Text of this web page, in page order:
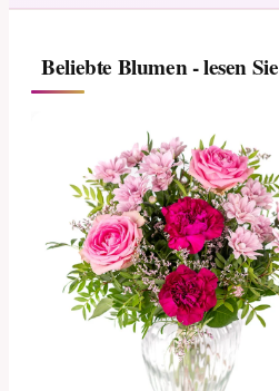
Beliebte Blumen - lesen